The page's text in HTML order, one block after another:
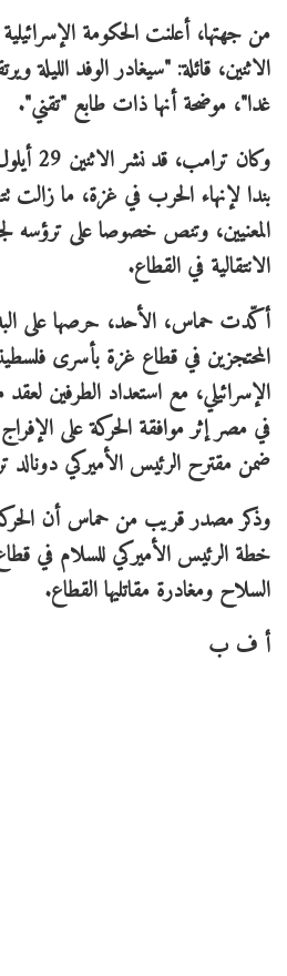
من جهتها، أعلنت الحكومة
الاثنين، قائلة: "سيغادر الوفد الليلة
غدا"، موضحة أنها ذات طابع "تقني".
بندا لإنهاء الحرب في غزة، ما
المعنيين، وتنص خصوصا على ترؤسه
الانتقالية في القطاع.
أكّدت حماس، الأحد، حرصها على
المحتجزين في قطاع غزة بأسرى
الإسرائيلي، مع استعداد الطرفين
في مصر إثر موافقة الحركة على
ضمن مقترح الرئيس الأميركي دونالد
وذكر مصدر قريب من حماس أن
خطة الرئيس الأميركي للسلام في
السلاح ومغادرة مقاتليها القطاع.
أ ف ب